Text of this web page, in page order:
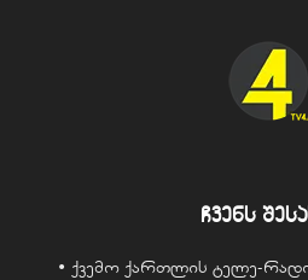
ჩვენს
• ქვემო ქართლის ტელე-